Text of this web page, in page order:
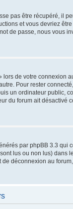
pas être récupéré, il
et vous devriez
de passe, nous vous
de votre connexion
Pour rester
un ordinateur public,
du forum ait désactivé
par phpBB 3.3
lus ou non lus)
déconnexion au